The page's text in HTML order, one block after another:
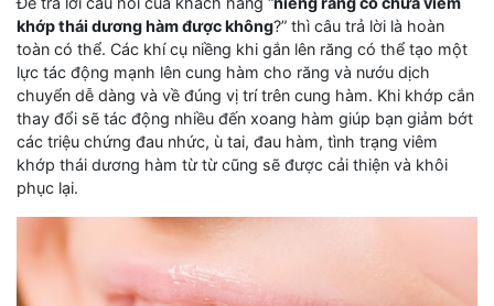
khớp thái dương hàm được không?” thì câu trả lời là hoàn
toàn có thể. Các khí cụ niềng khi gắn lên răng có thể tạo một
lực tác động mạnh lên cung hàm cho răng và nướu dịch
chuyển dễ dàng và về đúng vị trí trên cung hàm. Khi khớp cắn
thay đổi sẽ tác động nhiều đến xoang hàm giúp bạn giảm bớt
các triệu chứng đau nhức, ù tai, đau hàm, tình trạng viêm
khớp thái dương hàm từ từ cũng sẽ được cải thiện và khôi
phục lại.